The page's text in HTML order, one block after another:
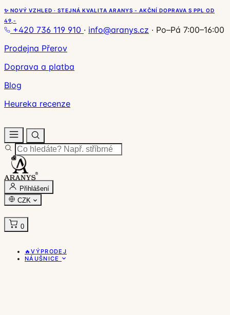
✨ NOVÝ VZHLED · STEJNÁ KVALITA ARANYS - AKČNÍ DOPRAVA S PPL OD
49,-
+420 736 119 910 · info@aranys.cz · Po–Pá 7:00–16:00
Prodejna Přerov
Doprava a platba
Blog
Heureka recenze
Přihlášení
CZK
0
🔥VÝPRODEJ
NÁUŠNICE